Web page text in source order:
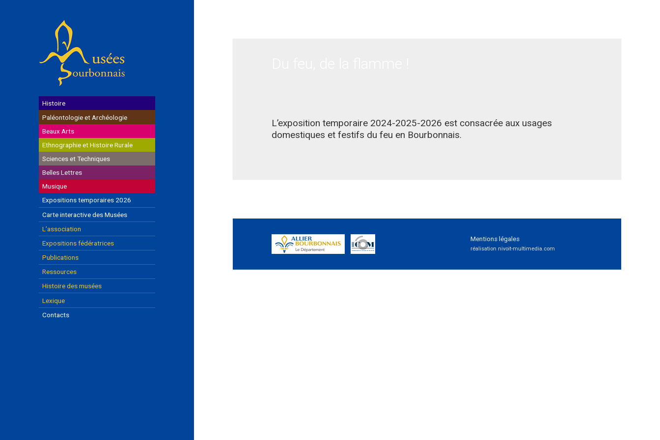
Histoire
Paléontologie et Archéologie
Beaux Arts
Ethnographie et Histoire Rurale
Sciences et Techniques
Belles Lettres
Musique
Expositions temporaires 2026
Carte interactive des Musées
L’association
Expositions fédératrices
Publications
Ressources
Histoire des musées
Lexique
Contacts
L’exposition temporaire 2024-2025-2026 est consacrée aux usages
domestiques et festifs du feu en Bourbonnais.
Mentions légales
réalisation nivoit-multimedia.com